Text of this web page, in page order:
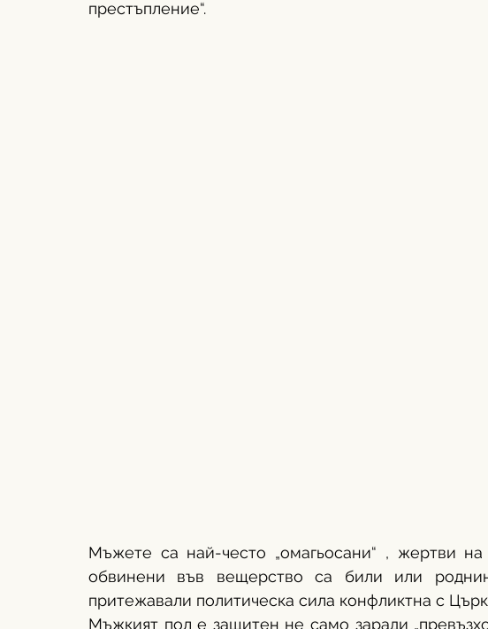
престъпление“.
Мъжете са най-често „омагьосани“ , жертви
обвинени във вещерство са били или
притежавали политическа сила конфликтна с
Мъжкият пол е защитен не само заради